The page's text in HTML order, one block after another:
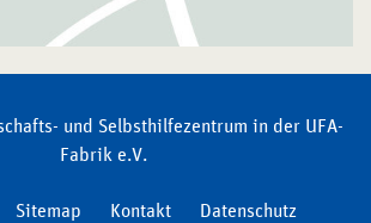
und Selbsthilfezentrum in der UFA-
Fabrik e.V.
Sitemap Kontakt
Datenschutz